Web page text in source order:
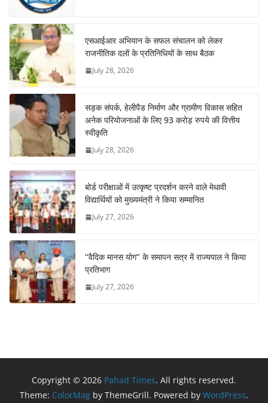
एसआईआर अभियान के सफल संचालन को लेकर
राजनीतिक दलों के प्रतिनिधियों के साथ बैठक
July 28, 2026
सड़क संपर्क, हेलीपैड निर्माण और ग्रामीण विकास सहित
अनेक परियोजनाओं के लिए 93 करोड़ रुपये की वित्तीय
स्वीकृति
July 28, 2026
बोर्ड परीक्षाओं में उत्कृष्ट प्रदर्शन करने वाले मेधावी
विद्यार्थियों को मुख्यमंत्री ने किया सम्मानित
July 27, 2026
‘‘वैदिक मानस योग’’ के समापन सत्र में राज्यपाल ने किया
प्रतिभाग
July 27, 2026
Copyright © 2026 Pahad Times. All rights reserved.
Theme: ColorMag by ThemeGrill. Powered by WordPress.